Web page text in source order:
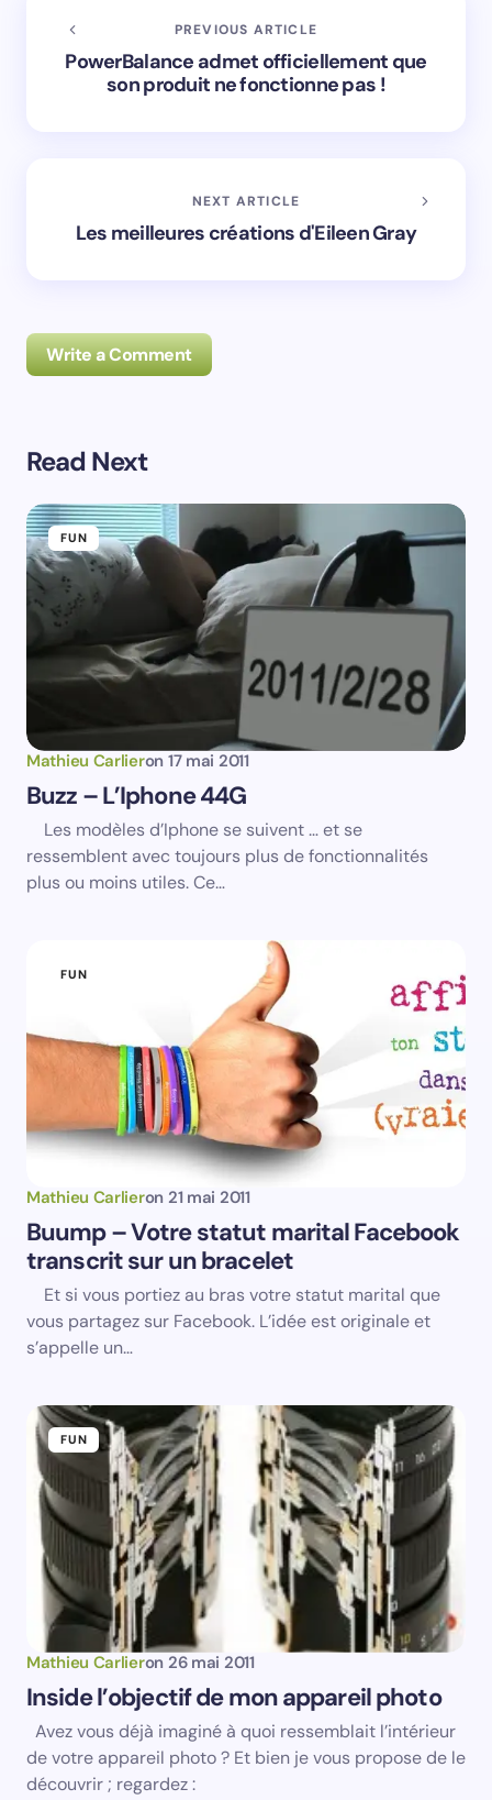
PREVIOUS ARTICLE
PowerBalance admet officiellement que
son produit ne fonctionne pas !
NEXT ARTICLE
Les meilleures créations d'Eileen Gray
Write a Comment
Votre adresse e-mail ne sera pas publiée. Les
champs obligatoires sont indiqués avec *
Email *
Save my name and email in this browser for the
next time I comment.
Prévenez-moi de tous les nouveaux commentaires par
e-mail.
Prévenez-moi de tous les nouveaux articles par e-
mail.
Submit Comment
Read Next
FUN
Mathieu Carlieron 17 mai 2011
Buzz – L’Iphone 44G
Les modèles d’Iphone se suivent … et se
ressemblent avec toujours plus de fonctionnalités
plus ou moins utiles. Ce…
FUN
Mathieu Carlieron 21 mai 2011
Buump – Votre statut marital Facebook
transcrit sur un bracelet
Et si vous portiez au bras votre statut marital que
vous partagez sur Facebook. L’idée est originale et
s’appelle un…
FUN
Mathieu Carlieron 26 mai 2011
Inside l’objectif de mon appareil photo
Avez vous déjà imaginé à quoi ressemblait l’intérieur
de votre appareil photo ? Et bien je vous propose de le
découvrir ; regardez :